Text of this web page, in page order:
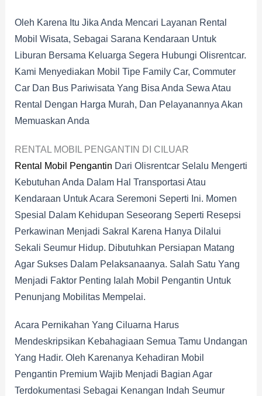
Oleh Karena Itu Jika Anda Mencari Layanan Rental
Mobil Wisata, Sebagai Sarana Kendaraan Untuk
Liburan Bersama Keluarga Segera Hubungi Olisrentcar.
Kami Menyediakan Mobil Tipe Family Car, Commuter
Car Dan Bus Pariwisata Yang Bisa Anda Sewa Atau
Rental Dengan Harga Murah, Dan Pelayanannya Akan
Memuaskan Anda
RENTAL MOBIL PENGANTIN DI CILUAR
Rental Mobil Pengantin Dari Olisrentcar Selalu Mengerti
Kebutuhan Anda Dalam Hal Transportasi Atau
Kendaraan Untuk Acara Seremoni Seperti Ini. Momen
Spesial Dalam Kehidupan Seseorang Seperti Resepsi
Perkawinan Menjadi Sakral Karena Hanya Dilalui
Sekali Seumur Hidup. Dibutuhkan Persiapan Matang
Agar Sukses Dalam Pelaksanaanya. Salah Satu Yang
Menjadi Faktor Penting Ialah Mobil Pengantin Untuk
Penunjang Mobilitas Mempelai.
Acara Pernikahan Yang Ciluarna Harus
Mendeskripsikan Kebahagiaan Semua Tamu Undangan
Yang Hadir. Oleh Karenanya Kehadiran Mobil
Pengantin Premium Wajib Menjadi Bagian Agar
Terdokumentasi Sebagai Kenangan Indah Seumur